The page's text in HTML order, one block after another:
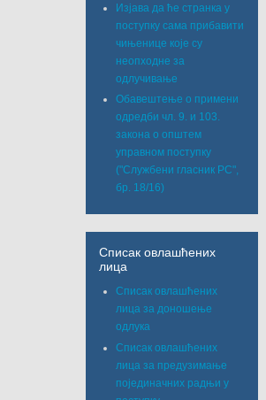
Изјава да ће странка у
поступку сама прибавити
чињенице које су
неопходне за
одлучивање
Обавештење о примени
одредби чл. 9. и 103.
закона о општем
управном поступку
("Службени гласник РС",
бр. 18/16)
Списак овлашћених
лица
Списак овлашћених
лица за доношење
одлука
Списак овлашћених
лица за предузимање
појединачних радњи у